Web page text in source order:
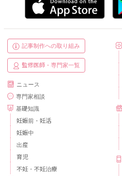
記事制作への取り組み
監修医師・専門家一覧
ニュース
専門家相談
基礎知識
妊娠前・妊活
妊娠中
出産
育児
不妊・不妊治療